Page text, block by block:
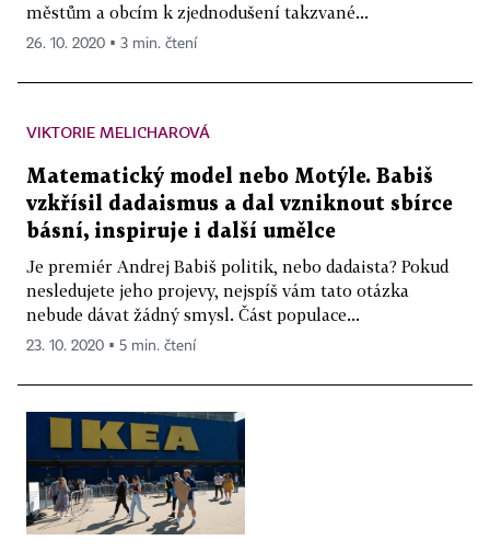
městům a obcím k zjednodušení takzvané...
26. 10. 2020 ▪ 3 min. čtení
VIKTORIE MELICHAROVÁ
Matematický model nebo Motýle. Babiš
vzkřísil dadaismus a dal vzniknout sbírce
básní, inspiruje i další umělce
Je premiér Andrej Babiš politik, nebo dadaista? Pokud
nesledujete jeho projevy, nejspíš vám tato otázka
nebude dávat žádný smysl. Část populace...
23. 10. 2020 ▪ 5 min. čtení